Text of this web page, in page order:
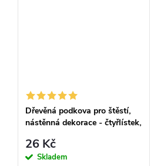
Dřevěná podkova pro štěstí,
nástěnná dekorace - čtyřlístek,
26 Kč
Skladem